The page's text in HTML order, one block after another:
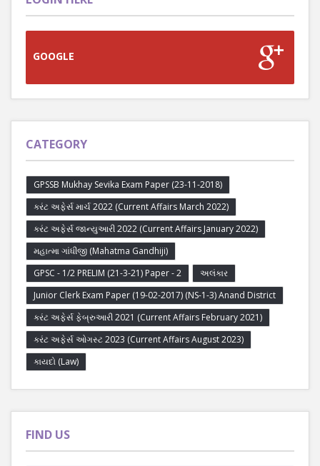
GOOGLE
CATEGORY
GPSSB Mukhay Sevika Exam Paper (23-11-2018)
કરંટ અફેર્સ માર્ચ 2022 (Current Affairs March 2022)
કરંટ અફેર્સ જાન્યુઆરી 2022 (Current Affairs January 2022)
મહાત્મા ગાંધીજી (Mahatma Gandhiji)
GPSC - 1/2 PRELIM (21-3-21) Paper - 2
અલંકાર
Junior Clerk Exam Paper (19-02-2017) (NS-1-3) Anand District
કરંટ અફેર્સ ફેબ્રુઆરી 2021 (Current Affairs February 2021)
કરંટ અફેર્સ ઓગસ્ટ 2023 (Current Affairs August 2023)
કાયદો (Law)
FIND US